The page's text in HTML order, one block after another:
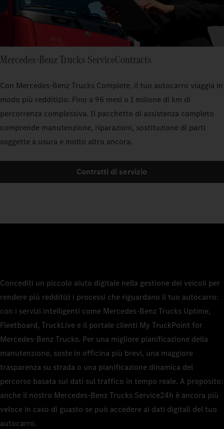
Mercedes‑Benz Trucks ServiceContracts
Con Mercedes‑Benz Trucks Complete, il tuo autocarro viaggia in
modo più redditizio. Fino a 96 mesi o 1 milione di km di
percorrenza complessiva. Il pacchetto di assistenza completo
comprende manutenzione, riparazioni, sostituzione di parti
soggette a usura e molto altro ancora.
Contratti di servizio
Concediti un piccolo aiuto digitale nella gestione dei veicoli per
rendere più redditizi i processi che riguardano il tuo autocarro:
con i servizi intelligenti come Mercedes‑Benz Trucks Uptime,
Fleetboard, TruckLive e il portale clienti My TruckPoint for
Mercedes‑Benz Trucks. Per una migliore pianificazione della
manutenzione, soste in officina più brevi, una maggiore
trasparenza su strada o una pianificazione dinamica del
percorso basata sui dati sul traffico in tempo reale. A proposito:
anche il nostro Mercedes‑Benz Trucks Service24h è ancora più
veloce in caso di guasto se può accedere ai dati digitali del tuo
autocarro.